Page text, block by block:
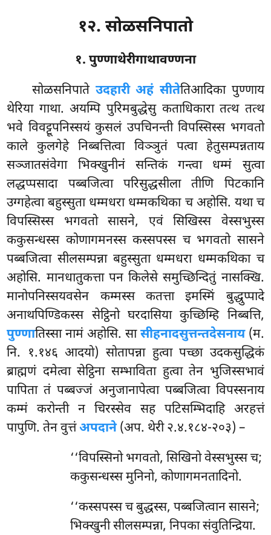
१२. सोळसनिपातो
१. पुण्णाथेरीगाथावण्णना
सोळसनिपाते उदहारी अहं सीतेतिआदिका पुण्णाय
थेरिया गाथा. अयम्पि पुरिमबुद्धेसु कताधिकारा तत्थ तत्थ
भवे विवट्टूपनिस्सयं कुसलं उपचिनन्ती विपस्सिस्स भगवतो
काले कुलगेहे निब्बत्तित्वा विञ्ञुतं पत्वा हेतुसम्पन्नताय
सञ्जातसंवेगा भिक्खुनीनं सन्तिकं गन्त्वा धम्मं सुत्वा
लद्धप्पसादा पब्बजित्वा परिसुद्धसीला तीणि पिटकानि
उग्गहेत्वा बहुस्सुता धम्मधरा धम्मकथिका च अहोसि. यथा च
विपस्सिस्स भगवतो सासने, एवं सिखिस्स वेस्सभुस्स
ककुसन्धस्स कोणागमनस्स कस्सपस्स च भगवतो सासने
पब्बजित्वा सीलसम्पन्ना बहुस्सुता धम्मधरा धम्मकथिका च
अहोसि. मानधातुकत्ता पन किलेसे समुच्छिन्दितुं नासक्खि.
मानोपनिस्सयवसेन कम्मस्स कतत्ता इमस्मिं बुद्धुप्पादे
अनाथपिण्डिकस्स सेट्ठिनो घरदासिया कुच्छिम्हि निब्बत्ति,
पुण्णातिस्सा नामं अहोसि. सासीहनादसुत्तन्तदेसनाय(म.
नि. १.१४६ आदयो) सोतापन्ना हुत्वा पच्छा उदकसुद्धिकं
ब्राह्मणं दमेत्वा सेट्ठिना सम्भाविता हुत्वा तेन भुजिस्सभावं
पापिता तं पब्बज्जं अनुजानापेत्वा पब्बजित्वा विपस्सनाय
कम्मं करोन्ती न चिरस्सेव सह पटिसम्भिदाहि अरहत्तं
पापुणि. तेन वुत्तंअपदाने(अप. थेरी २.४.१८४-२०३) –
‘‘विपस्सिनो भगवतो, सिखिनो वेस्सभुस्स च;
ककुसन्धस्स मुनिनो, कोणागमनतादिनो.
‘‘कस्सपस्स च बुद्धस्स, पब्बजित्वान सासने;
भिक्खुनी सीलसम्पन्ना, निपका संवुतिन्द्रिया.